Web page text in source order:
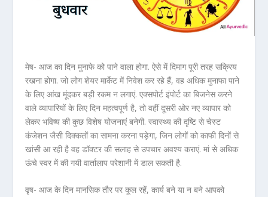
मेष- आज का दिन मुनाफे को पाने वाला होगा. ऐसे में दिमाग पूरी तरह सक्रिय
रखना होगा. जो लोग शेयर मार्केट में निवेश कर रहे हैं, वह अधिक मुनाफा पाने
के लिए आंख मूंदकर बड़ी रकम न लगाएं. एक्सपोर्ट इंपोर्ट का बिजनेस करने
वाले व्यापारियों के लिए दिन महत्वपूर्ण है, तो वहीं दूसरी ओर नए व्यापार को
लेकर भविष्य की कुछ विशेष योजनाएं बनेगी. स्वास्थ्य की दृष्टि से चेस्ट
कंजेशन जैसी दिक्कतों का सामना करना पड़ेगा, जिन लोगों को काफी दिनों से
खांसी आ रही है वह डॉक्टर की सलाह से उपचार अवश्य कराएं. मां से अधिक
ऊंचे स्वर में की गयी वार्तालाप परेशानी में डाल सकती है.
वृष- आज के दिन मानसिक तौर पर कूल रहें, कार्य बने या न बने आपको